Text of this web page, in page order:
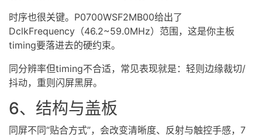
时序也很关键。P0700WSF2MB00给出了
DclkFrequency（46.2~59.0MHz）范围，这是你主板
timing要落进去的硬约束。
同分辨率但timing不合适，常见表现就是：轻则边缘裁切/
抖动，重则闪屏黑屏。
6、结构与盖板
同屏不同“贴合方式”，会改变清晰度、反射与触控手感，7